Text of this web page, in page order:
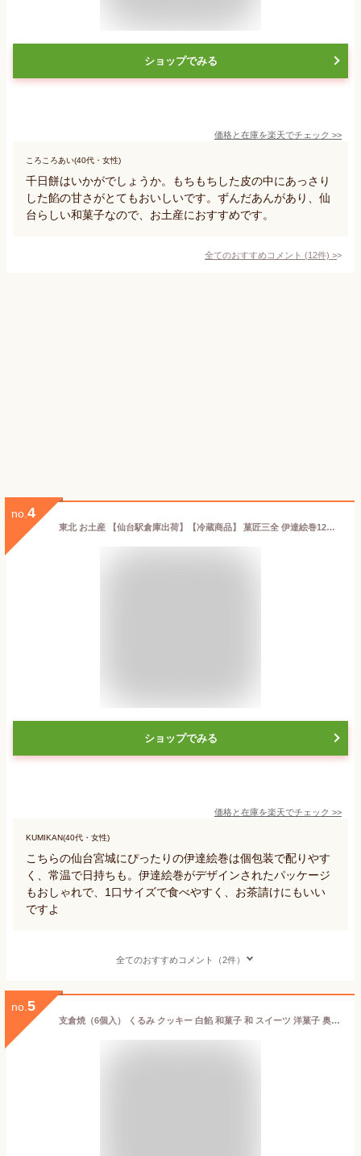
ショップでみる
価格と在庫を楽天でチェック >>
ころころあい(40代・女性)
千日餅はいかがでしょうか。もちもちした皮の中にあっさり
した餡の甘さがとてもおいしいです。ずんだあんがあり、仙
台らしい和菓子なので、お土産におすすめです。
全てのおすすめコメント (12件) >
no. 4
東北 お土産 【仙台駅倉庫出荷】【冷蔵商品】 菓匠三全 伊達絵巻12個入 仙台 土産 東北みやげ お菓子 スイーツ グルメ おとりよせ お年賀 お中元 御中元 お歳暮 御歳暮 内祝い お取り寄せ ギフト プレゼント のし可
ショップでみる
価格と在庫を楽天でチェック >>
KUMIKAN(40代・女性)
こちらの仙台宮城にぴったりの伊達絵巻は個包装で配りやす
く、常温で日持ちも。伊達絵巻がデザインされたパッケージ
もおしゃれで、1口サイズで食べやすく、お茶請けにもいい
ですよ
全てのおすすめコメント（2件）
no. 5
支倉焼（6個入） くるみ クッキー 白餡 和菓子 和 スイーツ 洋菓子 奥州 仙台 ふじや千舟 父の日 母の日 お中元 お歳暮 ギフト プレゼント